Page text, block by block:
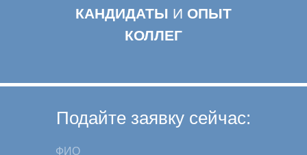
Подайте заявку сейчас:
КАНДИДАТЫ И ОПЫТ
КОЛЛЕГ